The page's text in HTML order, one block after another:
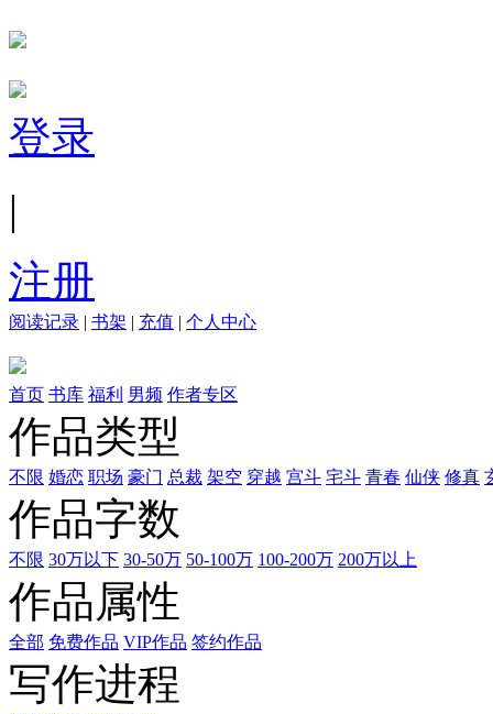
登录
|
注册
阅读记录 | 书架 | 充值 | 个人中心
首页 书库 福利 男频 作者专区
作品类型
不限 婚恋 职场 豪门 总裁 架空 穿越 宫斗 宅斗 青春 仙侠 修真
作品字数
不限 30万以下 30-50万 50-100万 100-200万 200万以上
作品属性
全部 免费作品 VIP作品 签约作品
写作进程